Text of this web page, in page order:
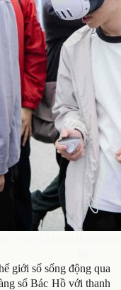
giới số sống động qua
số Bác Hồ với thanh